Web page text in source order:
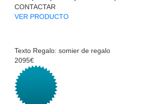
CONTACTAR
VER PRODUCTO
Texto Regalo: somier de regalo
2095€